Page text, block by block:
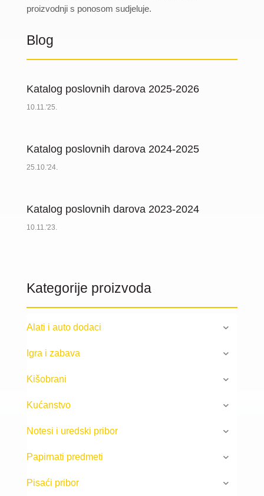
proizvodnji s ponosom sudjeluje.
Blog
Katalog poslovnih darova 2025-2026
10.11.'25.
Katalog poslovnih darova 2024-2025
25.10.'24.
Katalog poslovnih darova 2023-2024
10.11.'23.
Kategorije proizvoda
Alati i auto dodaci
Igra i zabava
Kišobrani
Kućanstvo
Notesi i uredski pribor
Papirnati predmeti
Pisaći pribor